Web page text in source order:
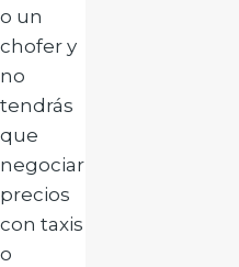
o un
chofer y
no
tendrás
que
negociar
precios
con taxis
o